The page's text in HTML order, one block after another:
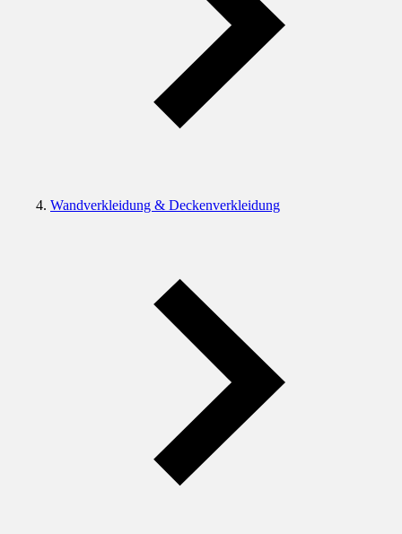
Wandverkleidung & Deckenverkleidung